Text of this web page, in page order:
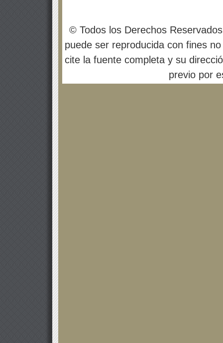
© Todos los Derechos
puede ser reproducida con fines
cite la fuente completa y su
previo por